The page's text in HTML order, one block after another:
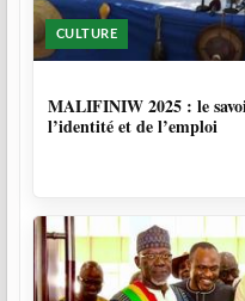
CULTURE
MALIFINIW 2025 : le
l’identité et de l’emploi